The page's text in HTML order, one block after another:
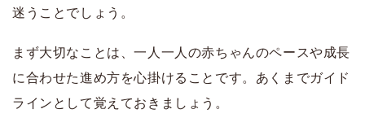
迷うことでしょう。
まず大切なことは、一人一人の赤ちゃんのペースや成長
に合わせた進め方を心掛けることです。あくまでガイド
ラインとして覚えておきましょう。